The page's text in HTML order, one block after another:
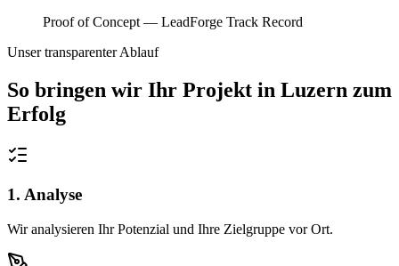
Proof of Concept — LeadForge Track Record
Unser transparenter Ablauf
So bringen wir Ihr Projekt in Luzern zum
Erfolg
1. Analyse
Wir analysieren Ihr Potenzial und Ihre Zielgruppe vor Ort.